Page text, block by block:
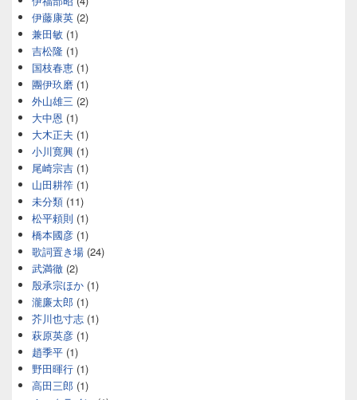
伊藤康英 (2)
兼田敏 (1)
吉松隆 (1)
国枝春恵 (1)
團伊玖磨 (1)
外山雄三 (2)
大中恩 (1)
大木正夫 (1)
小川寛興 (1)
尾崎宗吉 (1)
山田耕筰 (1)
未分類 (11)
松平頼則 (1)
橋本國彦 (1)
歌詞置き場 (24)
武満徹 (2)
殷承宗ほか (1)
瀧廉太郎 (1)
芥川也寸志 (1)
萩原英彦 (1)
趙季平 (1)
野田暉行 (1)
高田三郎 (1)